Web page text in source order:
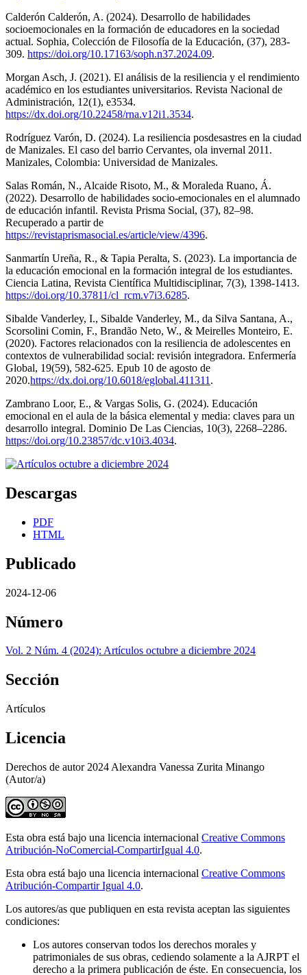
Calderón Calderón, A. (2024). Desarrollo de habilidades
socioemocionales en la formación de educadores en la sociedad
actual. Sophia, Colección de Filosofía de la Educación, (37), 283-
309. https://doi.org/10.17163/soph.n37.2024.09.
Morgan Asch, J. (2021). El análisis de la resiliencia y el rendimiento
académico en los estudiantes universitarios. Revista Nacional de
Administración, 12(1), e3534.
https://dx.doi.org/10.22458/rna.v12i1.3534.
Rodríguez Varón, D. (2024). La resiliencia posdesastres en la ciudad
de Manizales. El caso del barrio Cervantes, ola invernal 2011.
Manizales, Colombia: Universidad de Manizales.
Salas Román, N., Alcaide Risoto, M., & Moraleda Ruano, Á.
(2022). Desarrollo de habilidades socio-emocionales en el alumnado
de educación infantil. Revista Prisma Social, (37), 82–98.
Recuperado a partir de
https://revistaprismasocial.es/article/view/4396.
Sanmartín Ureña, R., & Tapia Peralta, S. (2023). La importancia de
la educación emocional en la formación integral de los estudiantes.
Ciencia Latina, Revista Científica Multidisciplinar, 7(3), 1398-1413.
https://doi.org/10.37811/cl_rcm.v7i3.6285.
Sibalde Vanderley, I., Sibalde Vanderley, M., da Silva Santana, A.,
Scorsolini Comin, F., Brandão Neto, W., & Meirelles Monteiro, E.
(2020). Factores relacionados con la resiliencia de adolescentes en
contextos de vulnerabilidad social: revisión integradora. Enfermería
Global, 19(59), 582-625. Epub 10 de agosto de
2020.https://dx.doi.org/10.6018/eglobal.411311 .
Zambrano Loor, E., & Vargas Solis, G. (2024). Educación
emocional en el aula de la básica elemental y media: claves para un
desarrollo integral. Dominio De Las Ciencias, 10(3), 2268–2286.
https://doi.org/10.23857/dc.v10i3.4034.
Descargas
PDF
HTML
Publicado
2024-12-06
Número
Vol. 2 Núm. 4 (2024): Artículos octubre a diciembre 2024
Sección
Artículos
Licencia
Derechos de autor 2024 Alexandra Vanessa Zurita Minango
(Autor/a)
Esta obra está bajo una licencia internacional Creative Commons
Atribución-NoComercial-CompartirIgual 4.0.
Esta obra está bajo una licencia internacional Creative Commons
Atribución-Compartir Igual 4.0.
Los autores/as que publiquen en esta revista aceptan las siguientes
condiciones:
Los autores conservan todos los derechos morales y
patrimoniales de sus obras, cediendo solamente a la AJRPT el
derecho a la primera publicación de éste. En consecuencia, los